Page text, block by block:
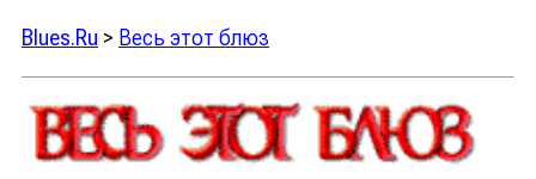
Blues.Ru > Весь этот блюз